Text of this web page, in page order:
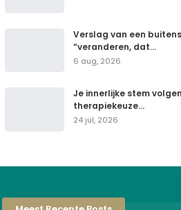
Verslag van een
“veranderen, dat…
6 aug, 2026
Je innerlijke stem
therapiekeuze…
24 jul, 2026